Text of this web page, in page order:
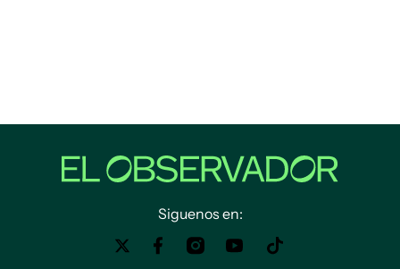
Siguenos en: